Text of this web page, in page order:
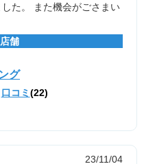
た。 また機会がごさまい
舗
グ
口コミ (22)
23/11/04